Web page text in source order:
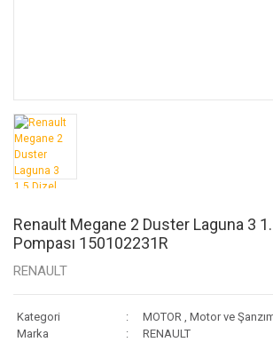
Renault Megane 2 Duster Laguna 3
Pompası 150102231R
RENAULT
Kategori MOTOR
Motor ve
Marka
RENAULT